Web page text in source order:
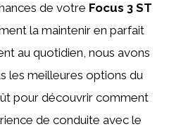
de votre Focus 3 ST
la maintenir en parfait
au quotidien, nous avons
les meilleures options du
pour découvrir comment
de conduite avec le